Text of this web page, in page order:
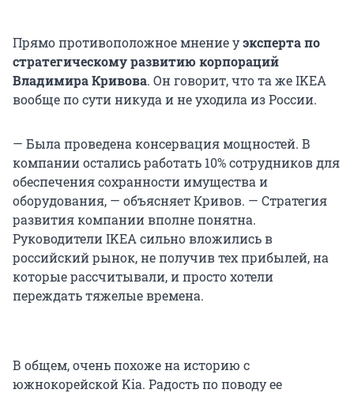
Прямо противоположное мнение уэксперта по
стратегическому развитию корпораций
Владимира Кривова. Он говорит, что та же IKEA
вообще по сути никуда и не уходила из России.
— Была проведена консервация мощностей. В
компании остались работать 10% сотрудников для
обеспечения сохранности имущества и
оборудования, — объясняет Кривов. — Стратегия
развития компании вполне понятна.
Руководители IKEA сильно вложились в
российский рынок, не получив тех прибылей, на
которые рассчитывали, и просто хотели
переждать тяжелые времена.
В общем, очень похоже на историю с
южнокорейской Kia. Радость по поводу ее